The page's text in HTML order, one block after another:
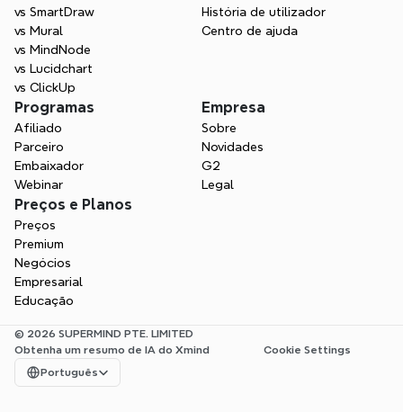
vs SmartDraw
vs Mural
vs MindNode
vs Lucidchart
vs ClickUp
História de utilizador
Centro de ajuda
Programas
Afiliado
Parceiro
Embaixador
Webinar
Empresa
Sobre
Novidades
G2
Legal
Preços e Planos
Preços
Premium
Negócios
Empresarial
Educação
© 2026 SUPERMIND PTE. LIMITED
Obtenha um resumo de IA do Xmind
Cookie Settings
Select Language
Português